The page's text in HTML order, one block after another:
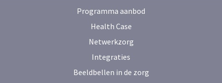
Programma aanbod
Health Case
Netwerkzorg
Integraties
Beeldbellen in de zorg